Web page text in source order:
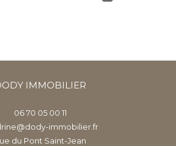
IMMOBILIER
06 70 05 00 11
immobilier.fr
du Pont Saint-Jean